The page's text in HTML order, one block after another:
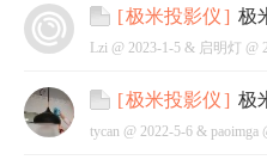
[极米投影仪] 极
Lzi @ 2023-1-5 & 启明灯 @
[极米投影仪] 极
tycan @ 2022-5-6 & paoimga